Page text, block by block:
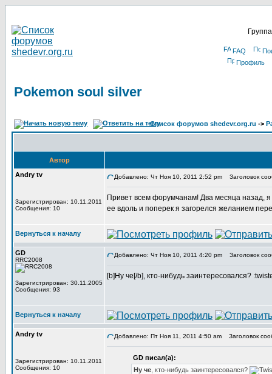
FAQ
Профиль
Pokemon soul silver
Список форумов shedevr.org.ru ->
Автор
Andry tv
Зарегистрирован: 10.11.2011
Сообщения: 10
Добавлено: Чт Ноя 10, 2011 2:52 pm Заголовок
Привет всем форумчанам! Два месяца назад,
ее вдоль и поперек я загорелся желанием
Вернуться к началу
GD
RRC2008
Зарегистрирован: 30.11.2005
Сообщения: 93
Добавлено: Чт Ноя 10, 2011 4:20 pm Заголовок
[b]Ну че[/b], кто-нибудь заинтересовался?
Вернуться к началу
Andry tv
Зарегистрирован: 10.11.2011
Сообщения: 10
Добавлено: Пт Ноя 11, 2011 4:50 am Заголовок
GD писал(а):
Ну че , кто-нибудь заинтересовался?